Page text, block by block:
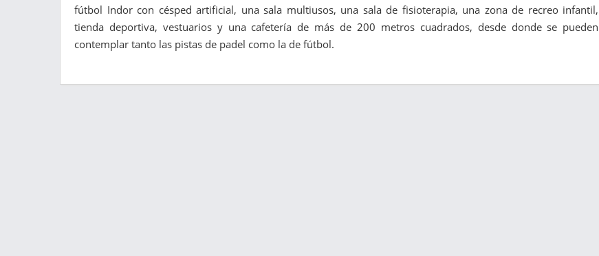
fútbol Indor con césped artificial, una sala multiusos, una sala de fisioterapia, una zona de recreo infantil,
tienda deportiva, vestuarios y una cafetería de más de 200 metros cuadrados, desde donde se pueden
contemplar tanto las pistas de padel como la de fútbol.